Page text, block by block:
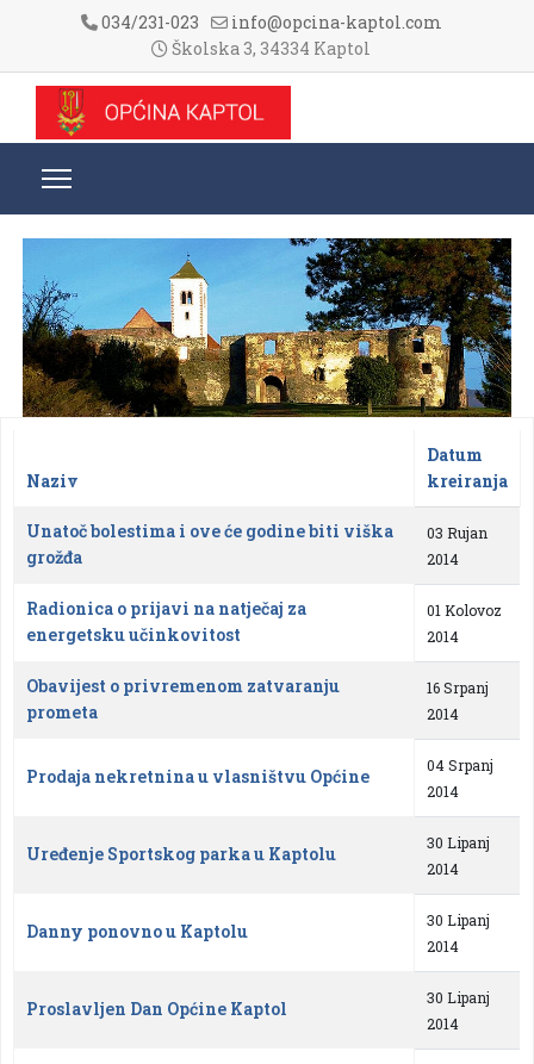
034/231-023
info@opcina-kaptol.com
Školska 3, 34334 Kaptol
Naziv
Datum
kreiranja
Unatoč bolestima i ove će godine biti viška
grožđa
03 Rujan
2014
Radionica o prijavi na natječaj za
energetsku učinkovitost
01 Kolovoz
2014
Obavijest o privremenom zatvaranju
prometa
16 Srpanj
2014
Prodaja nekretnina u vlasništvu Općine
04 Srpanj
2014
Uređenje Sportskog parka u Kaptolu
30 Lipanj
2014
Danny ponovno u Kaptolu
30 Lipanj
2014
Proslavljen Dan Općine Kaptol
30 Lipanj
2014